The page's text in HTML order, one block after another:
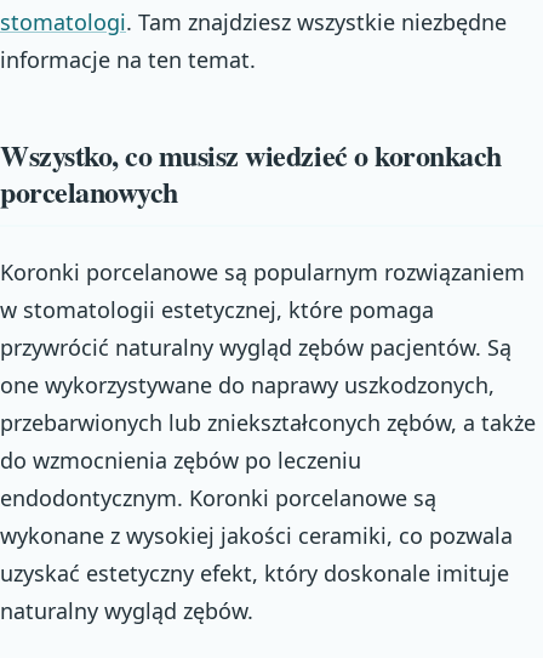
stomatologi. Tam znajdziesz wszystkie niezbędne
informacje na ten temat.
Wszystko, co musisz wiedzieć o koronkach
porcelanowych
Koronki porcelanowe są popularnym rozwiązaniem
w stomatologii estetycznej, które pomaga
przywrócić naturalny wygląd zębów pacjentów. Są
one wykorzystywane do naprawy uszkodzonych,
przebarwionych lub zniekształconych zębów, a także
do wzmocnienia zębów po leczeniu
endodontycznym. Koronki porcelanowe są
wykonane z wysokiej jakości ceramiki, co pozwala
uzyskać estetyczny efekt, który doskonale imituje
naturalny wygląd zębów.